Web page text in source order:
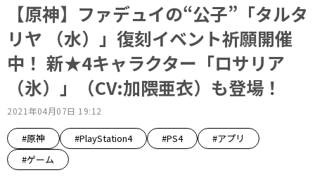
【原神】ファデュイの“公子”「タルタ
リヤ （水）」復刻イベント祈願開催
中！ 新★4キャラクター「ロサリア
（氷）」（CV:加隈亜衣）も登場！
2021年04月07日 19:12
#原神 #PlayStation4 #PS4
#アプリ
#ゲーム